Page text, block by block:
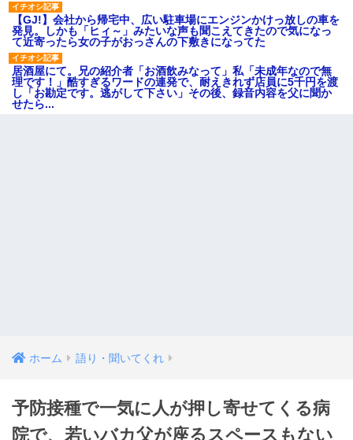
【GJ!】会社から帰宅中、広い駐車場にエンジンかけっ放しの車を
発見。しかも「ヒィ～」みたいな声も聞こえてきたので気になっ
て近寄ったら女の子がおっさんの下敷きになってた
居酒屋にて。兄の紹介者「お酒飲みなって」私「未成年なので無
理です！」酷すぎるワードの連発で、耐えきれず店員に5千円を渡
し「お勘定です。逃がして下さい」その後、録音内容を父に聞か
せたら...
ホーム 語り・聞いてくれ
予防接種で一気に人が押し寄せてくる病
院で、若いバカ父が座るスペースもない